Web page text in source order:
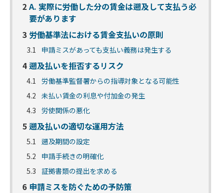
2 A. 実際に労働した分の賃金は遡及して支払う必
要があります
3 労働基準法における賃金支払いの原則
3.1 申請ミスがあっても支払い義務は発生する
4 遡及払いを拒否するリスク
4.1
労働基準監督署からの指導対象となる可能性
4.2 未払い賃金の利息や付加金の発生
4.3
労使関係の悪化
5 遡及払いの適切な運用方法
5.1 遡及期間の設定
5.2
申請手続きの明確化
5.3
証拠書類の提出を求める
6 申請ミスを防ぐための予防策